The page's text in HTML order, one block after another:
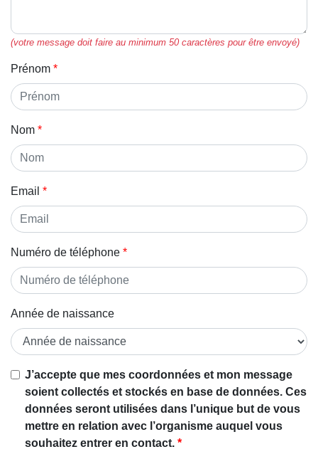
(votre message doit faire au minimum 50 caractères pour être envoyé)
Prénom
Nom
Email
Numéro de téléphone
Année de naissance
Si vous
êtes un
être
humain,
ignorez
J’accepte que mes coordonnées et mon message
soient collectés et stockés en base de données. Ces
données seront utilisées dans l’unique but de vous
mettre en relation avec l’organisme auquel vous
souhaitez entrer en contact.